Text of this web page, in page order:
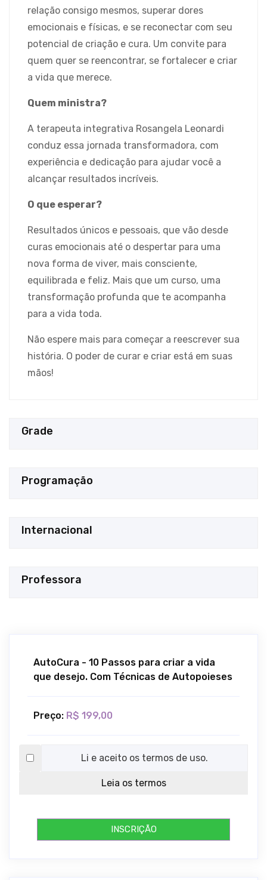
relação consigo mesmos, superar dores
emocionais e físicas, e se reconectar com seu
potencial de criação e cura. Um convite para
quem quer se reencontrar, se fortalecer e criar
a vida que merece.
Quem ministra?
A terapeuta integrativa Rosangela Leonardi
conduz essa jornada transformadora, com
experiência e dedicação para ajudar você a
alcançar resultados incríveis.
O que esperar?
Resultados únicos e pessoais, que vão desde
curas emocionais até o despertar para uma
nova forma de viver, mais consciente,
equilibrada e feliz. Mais que um curso, uma
transformação profunda que te acompanha
para a vida toda.
Não espere mais para começar a reescrever sua
história. O poder de curar e criar está em suas
mãos!
Grade
Programação
Internacional
Professora
AutoCura - 10 Passos para criar a vida
que desejo. Com Técnicas de Autopoieses
Preço: R$ 199,00
Li e aceito os termos de uso.
Leia os termos
INSCRIÇÃO